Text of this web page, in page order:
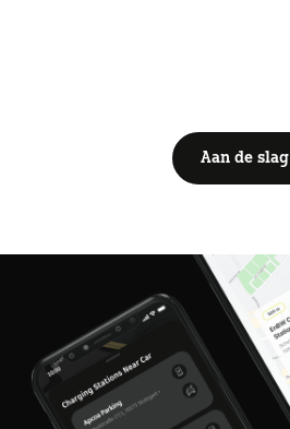
Aan de slag